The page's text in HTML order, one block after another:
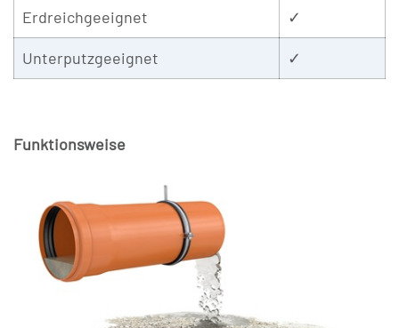
Erdreichgeeignet ✓
Unterputzgeeignet ✓
Funktionsweise